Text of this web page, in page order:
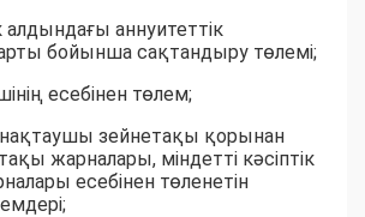
алдындағы аннуитеттік
бойынша сақтандыру төлемі;
есебінен төлем;
зейнетақы қорынан
жарналары, міндетті кәсіптік
есебінен төленетін